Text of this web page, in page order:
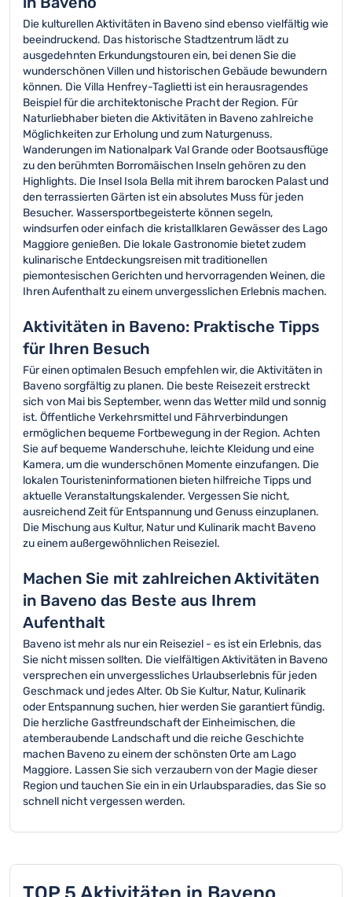
Die kulturellen Aktivitäten in Baveno sind ebenso vielfältig wie
beeindruckend. Das historische Stadtzentrum lädt zu
ausgedehnten Erkundungstouren ein, bei denen Sie die
wunderschönen Villen und historischen Gebäude bewundern
können. Die Villa Henfrey-Taglietti ist ein herausragendes
Beispiel für die architektonische Pracht der Region. Für
Naturliebhaber bieten die Aktivitäten in Baveno zahlreiche
Möglichkeiten zur Erholung und zum Naturgenuss.
Wanderungen im Nationalpark Val Grande oder Bootsausflüge
zu den berühmten Borromäischen Inseln gehören zu den
Highlights. Die Insel Isola Bella mit ihrem barocken Palast und
den terrassierten Gärten ist ein absolutes Muss für jeden
Besucher. Wassersportbegeisterte können segeln,
windsurfen oder einfach die kristallklaren Gewässer des Lago
Maggiore genießen. Die lokale Gastronomie bietet zudem
kulinarische Entdeckungsreisen mit traditionellen
piemontesischen Gerichten und hervorragenden Weinen, die
Ihren Aufenthalt zu einem unvergesslichen Erlebnis machen.
Aktivitäten in Baveno: Praktische Tipps
für Ihren Besuch
Für einen optimalen Besuch empfehlen wir, die Aktivitäten in
Baveno sorgfältig zu planen. Die beste Reisezeit erstreckt
sich von Mai bis September, wenn das Wetter mild und sonnig
ist. Öffentliche Verkehrsmittel und Fährverbindungen
ermöglichen bequeme Fortbewegung in der Region. Achten
Sie auf bequeme Wanderschuhe, leichte Kleidung und eine
Kamera, um die wunderschönen Momente einzufangen. Die
lokalen Touristeninformationen bieten hilfreiche Tipps und
aktuelle Veranstaltungskalender. Vergessen Sie nicht,
ausreichend Zeit für Entspannung und Genuss einzuplanen.
Die Mischung aus Kultur, Natur und Kulinarik macht Baveno
zu einem außergewöhnlichen Reiseziel.
Machen Sie mit zahlreichen Aktivitäten
in Baveno das Beste aus Ihrem
Aufenthalt
Baveno ist mehr als nur ein Reiseziel - es ist ein Erlebnis, das
Sie nicht missen sollten. Die vielfältigen Aktivitäten in Baveno
versprechen ein unvergessliches Urlaubserlebnis für jeden
Geschmack und jedes Alter. Ob Sie Kultur, Natur, Kulinarik
oder Entspannung suchen, hier werden Sie garantiert fündig.
Die herzliche Gastfreundschaft der Einheimischen, die
atemberaubende Landschaft und die reiche Geschichte
machen Baveno zu einem der schönsten Orte am Lago
Maggiore. Lassen Sie sich verzaubern von der Magie dieser
Region und tauchen Sie ein in ein Urlaubsparadies, das Sie so
schnell nicht vergessen werden.